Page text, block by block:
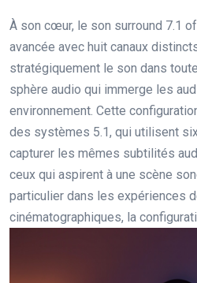
À son cœur, le son surround 7.1
avancée avec huit canaux
stratégiquement le son dans
sphère audio qui immerge les
environnement. Cette
des systèmes 5.1, qui utilisent
capturer les mêmes subtilités
ceux qui aspirent à une scène
particulier dans les expériences
cinématographiques, la